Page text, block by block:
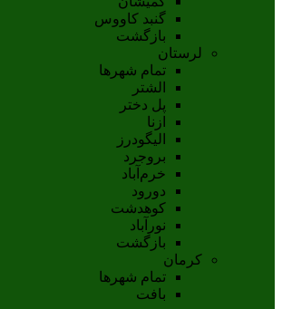
گنبد کاووس
بازگشت
لرستان
تمام شهر‌ها
الشتر
پل دختر
ازنا
اليگودرز
بروجرد
خرم‌آباد
دورود
کوهدشت
نورآباد
بازگشت
کرمان
تمام شهر‌ها
بافت